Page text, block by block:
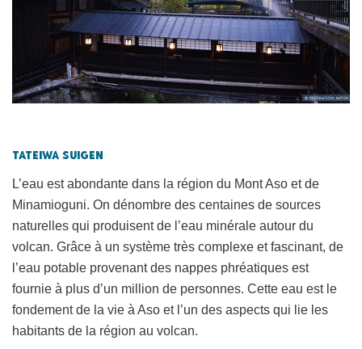
Tateiwa Suigen
L’eau est abondante dans la région du Mont Aso et de
Minamioguni. On dénombre des centaines de sources
naturelles qui produisent de l’eau minérale autour du
volcan. Grâce à un système très complexe et fascinant, de
l’eau potable provenant des nappes phréatiques est
fournie à plus d’un million de personnes. Cette eau est le
fondement de la vie à Aso et l’un des aspects qui lie les
habitants de la région au volcan.